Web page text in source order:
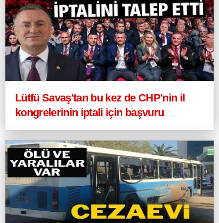
Lütfü Savaş'tan bu kez de CHP'nin il
kongrelerinin iptali için başvuru